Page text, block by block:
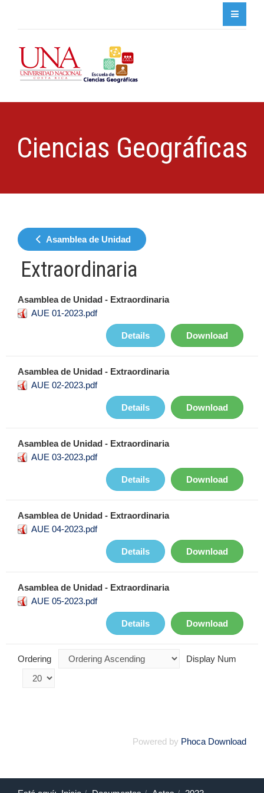
Ciencias Geográficas
Asamblea de Unidad
Extraordinaria
Asamblea de Unidad - Extraordinaria
AUE 01-2023.pdf
Download
Details
Asamblea de Unidad - Extraordinaria
AUE 02-2023.pdf
Download
Details
Asamblea de Unidad - Extraordinaria
AUE 03-2023.pdf
Download
Details
Asamblea de Unidad - Extraordinaria
AUE 04-2023.pdf
Download
Details
Asamblea de Unidad - Extraordinaria
AUE 05-2023.pdf
Download
Details
Ordering Display Num
Powered by Phoca Download